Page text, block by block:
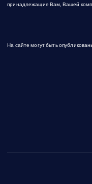
принадлежащие Вам, Вашей
На сайте могут быть